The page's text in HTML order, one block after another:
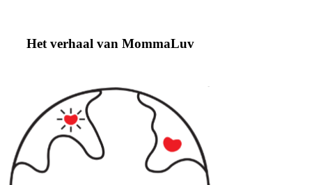
Het verhaal van MommaLuv